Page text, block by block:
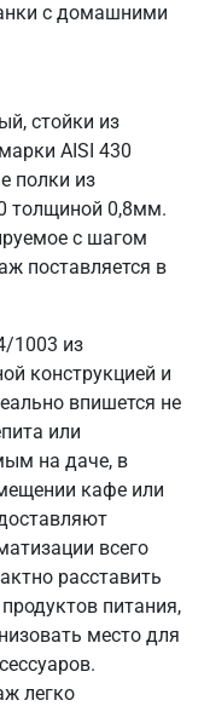
с домашними
стойки из
AISI 430
полки из
толщиной 0,8мм.
с шагом
поставляется в
1003 из
конструкцией и
впишется не
или
на даче, в
кафе или
всего
расставить
питания,
место для
легко